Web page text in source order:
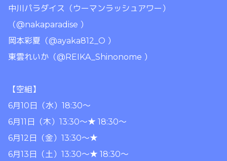
中川パラダイス（ウーマンラッシュアワー）
（@nakaparadise ）
岡本彩夏（@ayaka812_O ）
東雲れいか（@REIKA_Shinonome ）
【空組】
6月10日（水）18:30～
6月11日（木）13:30～★ 18:30～
6月12日（金）13:30～★
6月13日（土）13:30～★ 18:30～